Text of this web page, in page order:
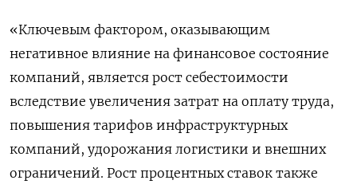
«Ключевым фактором, оказывающим
негативное влияние на финансовое состояние
компаний, является рост себестоимости
вследствие увеличения затрат на оплату труда,
повышения тарифов инфраструктурных
компаний, удорожания логистики и внешних
ограничений. Рост процентных ставок также